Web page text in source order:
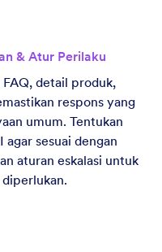
& Atur Perilaku
detail produk,
respons yang
umum. Tentukan
agar sesuai dengan
aturan eskalasi untuk